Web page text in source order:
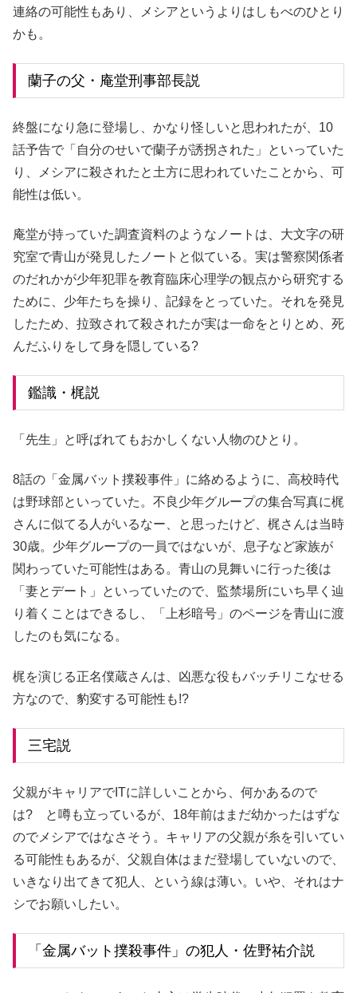
連絡の可能性もあり、メシアというよりはしもべのひとり
かも。
蘭子の父・庵堂刑事部長説
終盤になり急に登場し、かなり怪しいと思われたが、10
話予告で「自分のせいで蘭子が誘拐された」といっていた
り、メシアに殺されたと土方に思われていたことから、可
能性は低い。
庵堂が持っていた調査資料のようなノートは、大文字の研
究室で青山が発見したノートと似ている。実は警察関係者
のだれかが少年犯罪を教育臨床心理学の観点から研究する
ために、少年たちを操り、記録をとっていた。それを発見
したため、拉致されて殺されたが実は一命をとりとめ、死
んだふりをして身を隠している?
鑑識・梶説
「先生」と呼ばれてもおかしくない人物のひとり。
8話の「金属バット撲殺事件」に絡めるように、高校時代
は野球部といっていた。不良少年グループの集合写真に梶
さんに似てる人がいるなー、と思ったけど、梶さんは当時
30歳。少年グループの一員ではないが、息子など家族が
関わっていた可能性はある。青山の見舞いに行った後は
「妻とデート」といっていたので、監禁場所にいち早く辿
り着くことはできるし、「上杉暗号」のページを青山に渡
したのも気になる。
梶を演じる正名僕蔵さんは、凶悪な役もバッチリこなせる
方なので、豹変する可能性も!?
三宅説
父親がキャリアでITに詳しいことから、何かあるので
は? と噂も立っているが、18年前はまだ幼かったはずな
のでメシアではなさそう。キャリアの父親が糸を引いてい
る可能性もあるが、父親自体はまだ登場していないので、
いきなり出てきて犯人、という線は薄い。いや、それはナ
シでお願いしたい。
「金属バット撲殺事件」の犯人・佐野祐介説